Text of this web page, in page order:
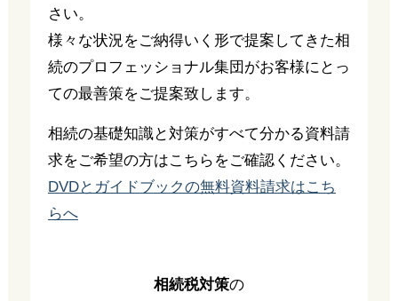
さい。
様々な状況をご納得いく形で提案してきた相
続のプロフェッショナル集団がお客様にとっ
ての最善策をご提案致します。
相続の基礎知識と対策がすべて分かる資料請
求をご希望の方はこちらをご確認ください。
DVDとガイドブックの無料資料請求はこち
らへ
相続税対策の